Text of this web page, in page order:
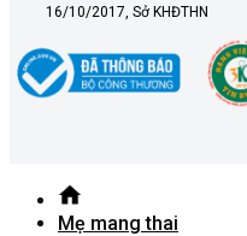
16/10/2017, Sở KHĐTHN
Mẹ mang thai